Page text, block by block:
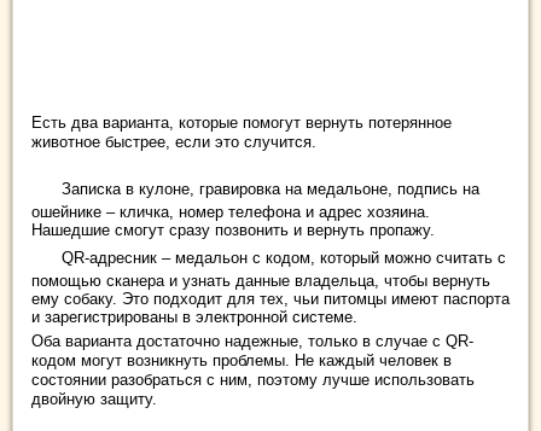
Есть два варианта, которые помогут вернуть потерянное
животное быстрее, если это случится.
Записка в кулоне, гравировка на медальоне, подпись на
ошейнике – кличка, номер телефона и адрес хозяина.
Нашедшие смогут сразу позвонить и вернуть пропажу.
QR-адресник – медальон с кодом, который можно считать с
помощью сканера и узнать данные владельца, чтобы вернуть
ему собаку. Это подходит для тех, чьи питомцы имеют паспорта
и зарегистрированы в электронной системе.
Оба варианта достаточно надежные, только в случае с QR-
кодом могут возникнуть проблемы. Не каждый человек в
состоянии разобраться с ним, поэтому лучше использовать
двойную защиту.